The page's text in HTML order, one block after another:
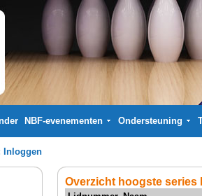
NBF-evenementen Ondersteuning
Inloggen
Overzicht hoogste series